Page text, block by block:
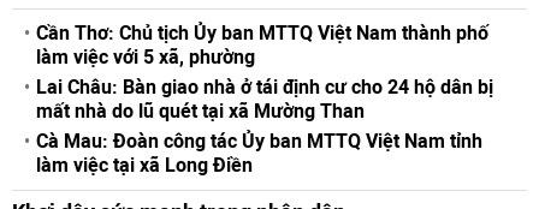
Cần Thơ: Chủ tịch Ủy ban MTTQ Việt Nam thành phố
làm việc với 5 xã, phường
Lai Châu: Bàn giao nhà ở tái định cư cho 24 hộ dân bị
mất nhà do lũ quét tại xã Mường Than
Cà Mau: Đoàn công tác Ủy ban MTTQ Việt Nam tỉnh
làm việc tại xã Long Điền